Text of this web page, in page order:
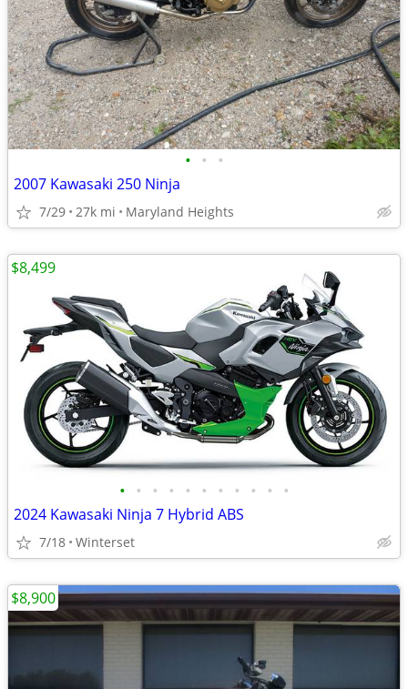
• • •
2007 Kawasaki 250 Ninja
7/29 27k mi Maryland Heights
• • • • • • • • • • •
2024 Kawasaki Ninja 7 Hybrid ABS
7/18 Winterset
$8,499
$8,900